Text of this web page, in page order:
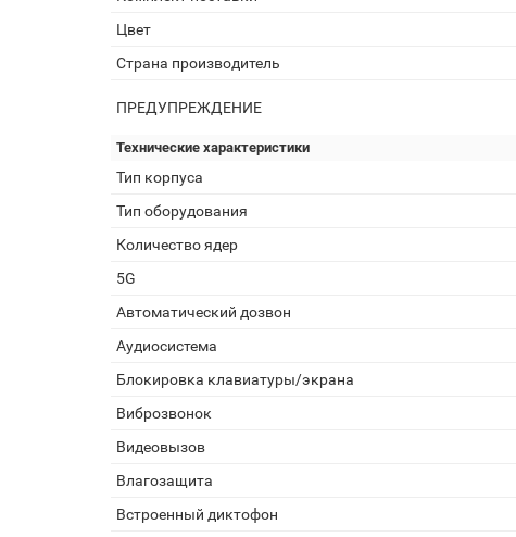
Цвет
Страна производитель
ПРЕДУПРЕЖДЕНИЕ
Технические характеристики
Тип корпуса
Тип оборудования
Количество ядер
5G
Автоматический дозвон
Аудиосистема
Блокировка клавиатуры/экрана
Виброзвонок
Видеовызов
Влагозащита
Встроенный диктофон